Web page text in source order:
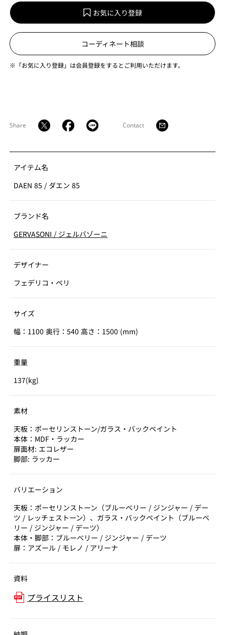
お気に入り登録
コーディネート相談
※「お気に入り登録」は会員登録をするとご利用いただけます。
Share Contact
アイテム名
DAEN 85 / ダエン 85
ブランド名
GERVASONI / ジェルバゾーニ
デザイナー
フェデリコ・ペリ
サイズ
幅：1100 奥行：540 高さ：1500 (mm)
重量
137(kg)
素材
天板：ポーセリンストーン/ガラス・バックペイント
本体：MDF・ラッカー
扉⾯材: エコレザー
脚部: ラッカー
バリエーション
天板：ポーセリンストーン（ブルーベリー / ジンジャー / デー
ツ / レッチェストーン）、ガラス・バックペイント（ブルーベ
リー / ジンジャー / デーツ）
本体・脚部：ブルーベリー / ジンジャー / デーツ
扉：アズール / モレノ / アリーナ
資料
プライスリスト